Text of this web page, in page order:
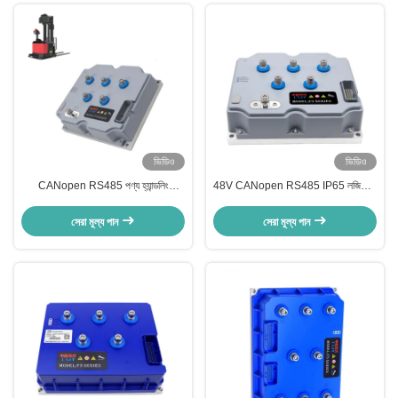
ভিডিও
CANopen RS485 পণ্য হ্যান্ডলিং
সেরা মূল্য পান
ভিডিও
48V CANopen RS485 IP65 লজিস্টিক
সেরা মূল্য পান